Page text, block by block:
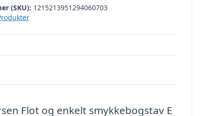
(SKU): 1215213951294060703
Flot og enkelt smykkebogstav E